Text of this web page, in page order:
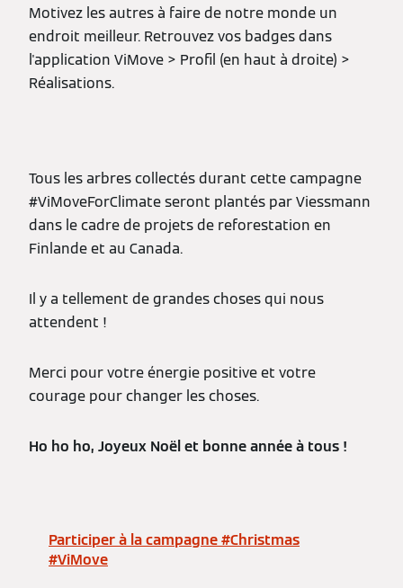
Motivez les autres à faire de notre monde un
endroit meilleur. Retrouvez vos badges dans
l'application ViMove > Profil (en haut à droite) >
Réalisations.
Tous les arbres collectés durant cette campagne
#ViMoveForClimate seront plantés par Viessmann
dans le cadre de projets de reforestation en
Finlande et au Canada.
Il y a tellement de grandes choses qui nous
attendent !
Merci pour votre énergie positive et votre
courage pour changer les choses.
Ho ho ho, Joyeux Noël et bonne année à tous !
Participer à la campagne #Christmas
#ViMove